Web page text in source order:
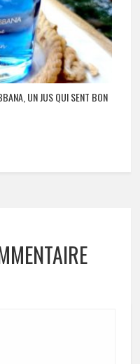
UN JUS QUI SENT BON